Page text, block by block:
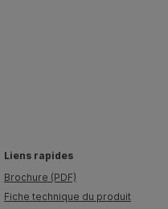
Liens rapides
Brochure (PDF)
Fiche technique du produit